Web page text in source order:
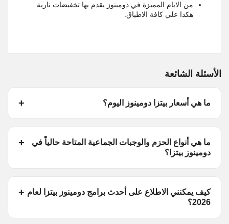
من الايام المميزة في دومينوز يقدم بها تخفيضات نارية
هكذا علي كافة الاطباق.
الأسئلة الشائعة
ما هي أسعار بيتزا دومينوز اليوم؟
ما هي أنواع الحزم والوجبات الجماعية المتاحة حالياً في
دومينوز بيتزا؟
كيف يمكنني الاطلاع على أحدث برامج دومينوز بيتزا لعام
2026؟